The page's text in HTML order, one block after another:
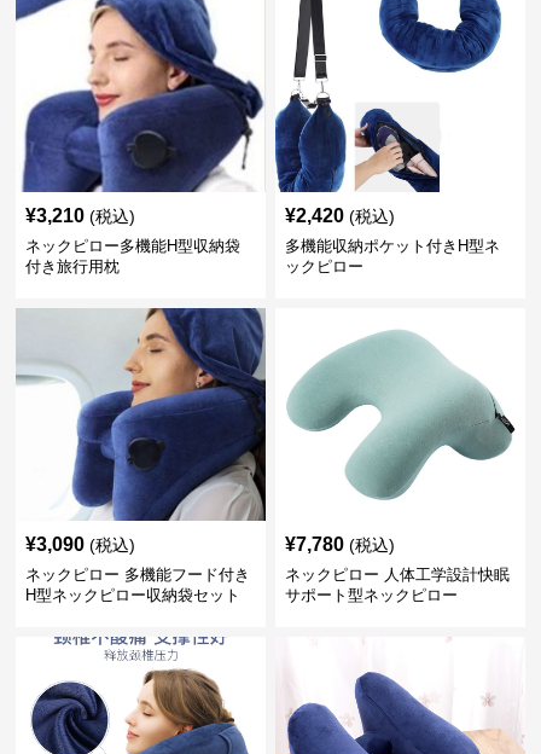
¥3,210 (税込)
ネックピロー多機能H型収納袋
付き旅行用枕
¥2,420 (税込)
多機能収納ポケット付きH型ネ
ックピロー
¥3,090 (税込)
ネックピロー 多機能フード付き
H型ネックピロー収納袋セット
¥7,780 (税込)
ネックピロー 人体工学設計快眠
サポート型ネックピロー